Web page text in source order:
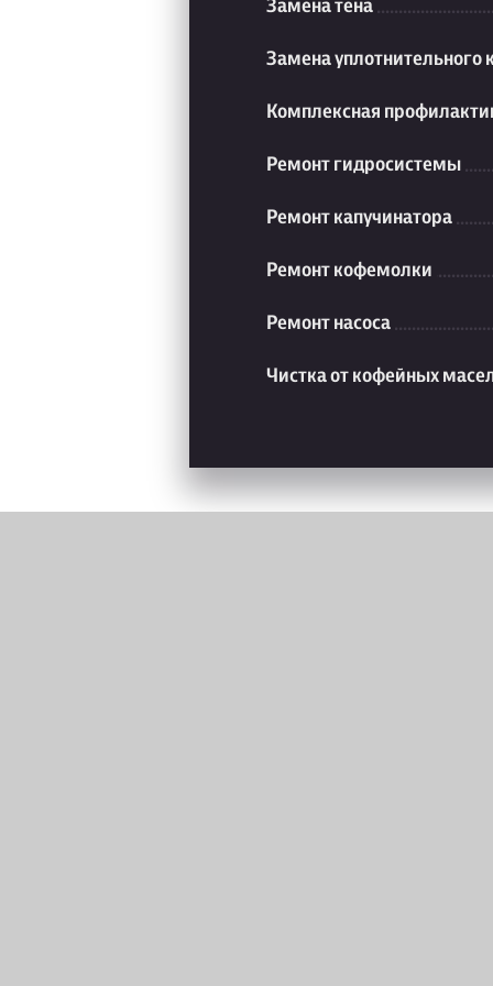
Замена тена
Замена уплотнительного
Комплексная
Ремонт гидросистемы
Ремонт капучинатора
Ремонт кофемолки
Ремонт насоса
Чистка от кофейных